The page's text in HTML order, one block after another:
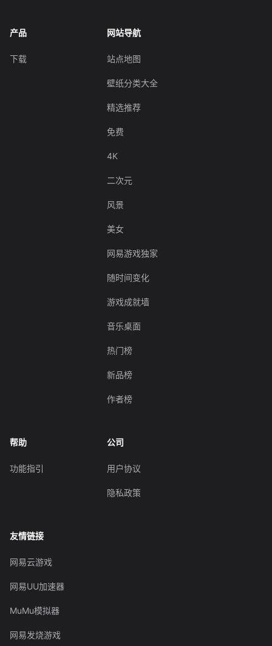
产品
下载
网站导航
站点地图
壁纸分类大全
精选推荐
免费
4K
二次元
风景
美女
网易游戏独家
随时间变化
游戏成就墙
音乐桌面
热门榜
新品榜
作者榜
帮助
功能指引
公司
用户协议
隐私政策
友情链接
网易云游戏
网易UU加速器
MuMu模拟器
网易发烧游戏